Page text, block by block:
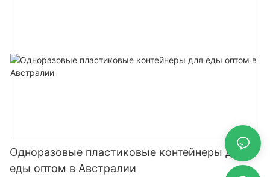
Одноразовые пластиковые контейнеры для
еды оптом в Австралии